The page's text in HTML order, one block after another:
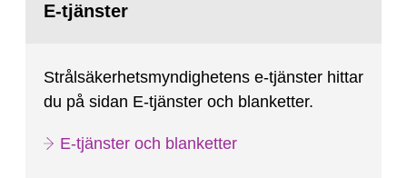
sida:E-tjänster
Strålsäkerhetsmyndighetens e-tjänster hittar
du på sidan E-tjänster och blanketter.
E-tjänster och blanketter